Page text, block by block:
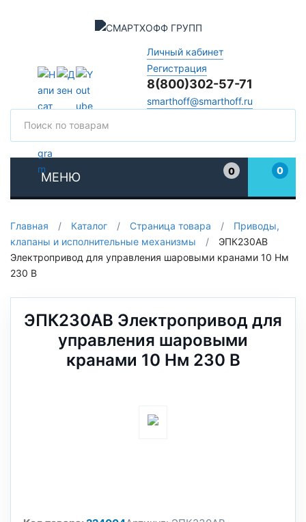
Личный кабинет
Регистрация
8(800)302-57-71
smarthoff@smarthoff.ru
МЕНЮ
0
0
Главная / Каталог / Страница товара /
Приводы,
клапаны и исполнительные механизмы
/
ЭПК230АВ
Электропривод для управления шаровыми кранами 10 Нм
230 В
ЭПК230АВ Электропривод для
управления шаровыми
кранами 10 Нм 230 В